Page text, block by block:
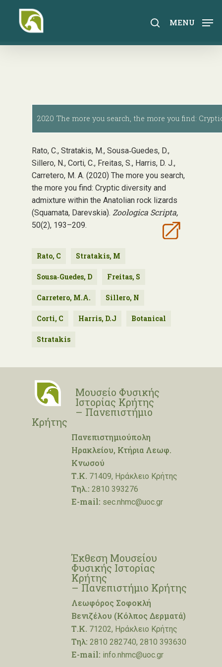
content
search
MENU
2020 The more you search, the more you find:
Rato, C., Stratakis, M., Sousa‐Guedes, D.,
Sillero, N., Corti, C., Freitas, S., Harris, D. J.,
Carretero, M. A. (2020) The more you search,
the more you find: Cryptic diversity and
admixture within the Anatolian rock lizards
(Squamata, Darevskia). Zoologica Scripta,
50(2), 193–209.
Rato, C Stratakis, M
Sousa‐Guedes, D Freitas, S
Carretero, M.A. Sillero, N
Corti, C Harris, D.J Botanical
Stratakis
Μουσείο Φυσικής
Ιστορίας Κρήτης
– Πανεπιστήμιο
Κρήτης
Πανεπιστημιούπολη
Ηρακλείου, Κτήρια Λεωφ.
Κνωσού
Τ.Κ. 71409, Ηράκλειο Κρήτης
Τηλ.: 2810 393276
E-mail: sec.nhmc@uoc.gr
Έκθεση Μουσείου
Φυσικής Ιστορίας
Κρήτης
– Πανεπιστήμιο Κρήτης
Λεωφόρος Σοφοκλή
Βενιζέλου (Κόλπος Δερματά)
Τ.Κ. 71202, Ηράκλειο Κρήτης
Τηλ: 2810 282740, 2810 393630
E-mail: info.nhmc@uoc.gr